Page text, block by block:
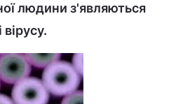
людини з'являються